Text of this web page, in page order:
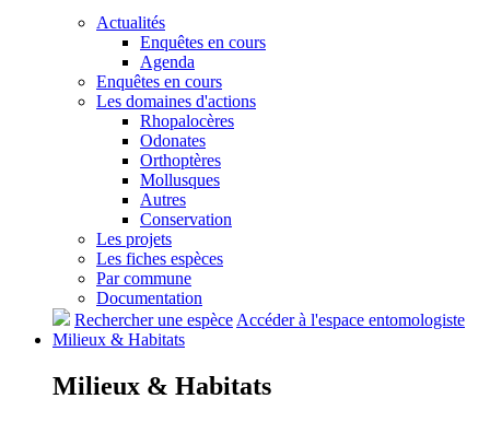
Actualités
Enquêtes en cours
Agenda
Enquêtes en cours
Les domaines d'actions
Rhopalocères
Odonates
Orthoptères
Mollusques
Autres
Conservation
Les projets
Les fiches espèces
Par commune
Documentation
Rechercher une espèce Accéder à l'espace entomologiste
Milieux & Habitats
Milieux & Habitats